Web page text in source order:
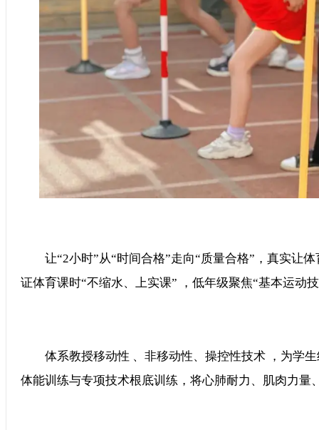
让“2小时”从“时间合格”走向“质量合格”，真实让
证体育课时“不缩水、上实课” ，低年级聚焦“基本运动技
体系教授移动性 、非移动性、操控性技术 ，为学
体能训练与专项技术根底训练，将心肺耐力、肌肉力